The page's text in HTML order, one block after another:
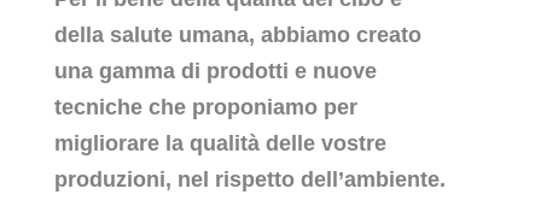
della salute umana, abbiamo creato
una gamma di prodotti e nuove
tecniche che proponiamo per
migliorare la qualità delle vostre
produzioni, nel rispetto dell’ambiente.